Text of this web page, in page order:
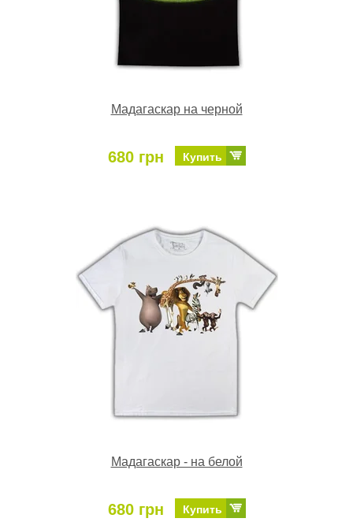
Мадагаскар на черной
680 грн Купить
Мадагаскар - на белой
680 грн Купить